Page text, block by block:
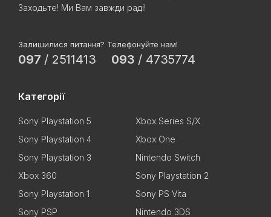
Заходьте! Ми Вам завжди раді!
Залишилися питання? Телефонуйте нам!
097 / 2511413 093 / 4735774
Категорії
Sony Playstation 5
Xbox Series S/X
Sony Playstation 4
Xbox One
Sony Playstation 3
Nintendo Switch
Xbox 360
Sony Playstation 2
Sony Playstation 1
Sony PS Vita
Sony PSP
Nintendo 3DS